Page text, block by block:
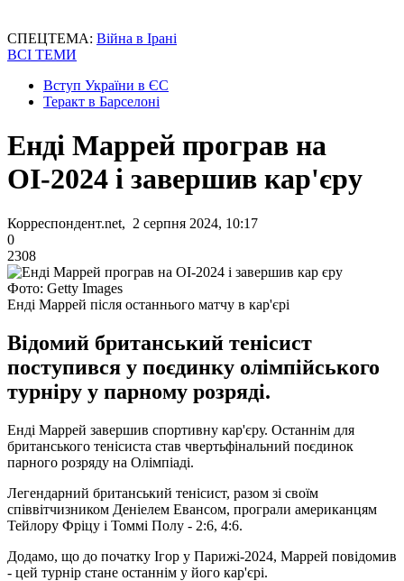
СПЕЦТЕМА: Війна в Ірані
ВСІ ТЕМИ
Вступ України в ЄС
Теракт в Барселоні
Енді Маррей програв на
ОІ-2024 і завершив кар'єру
Корреспондент.net, 2 серпня 2024, 10:17
0
2308
Фото: Getty Images
Енді Маррей після останнього матчу в кар'єрі
Відомий британський тенісист
поступився у поєдинку олімпійського
турніру у парному розряді.
Енді Маррей завершив спортивну кар'єру. Останнім для
британського тенісиста став чвертьфінальний поєдинок
парного розряду на Олімпіаді.
Легендарний британський тенісист, разом зі своїм
співвітчизником Деніелем Евансом, програли американцям
Тейлору Фріцу і Томмі Полу - 2:6, 4:6.
Додамо, що до початку Ігор у Парижі-2024, Маррей повідомив
- цей турнір стане останнім у його кар'єрі.